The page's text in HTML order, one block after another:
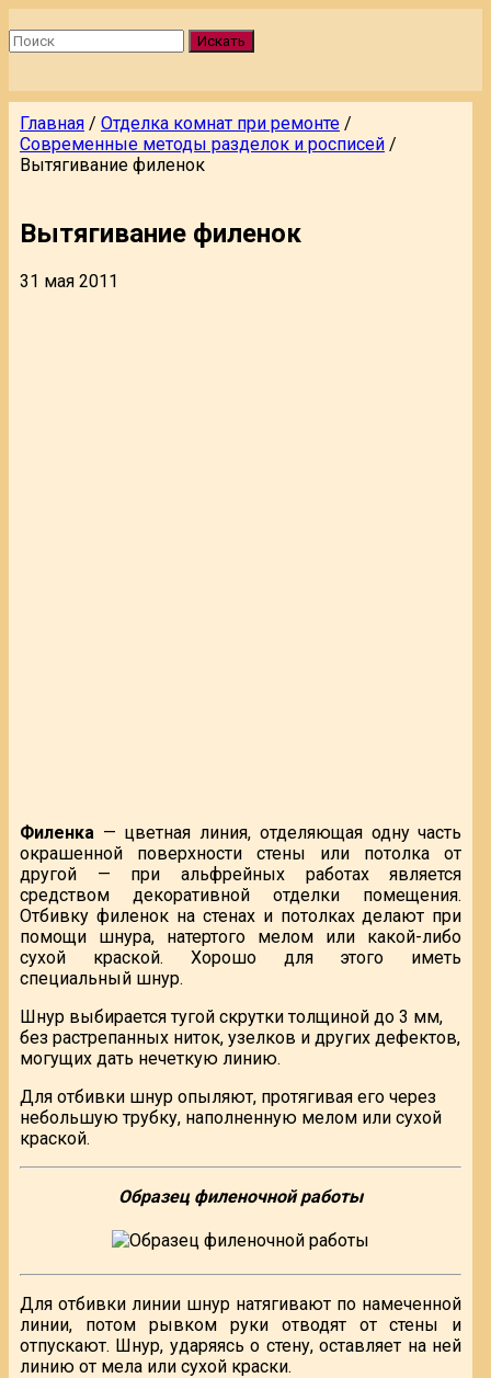
Искать
Главная / Отделка комнат при ремонте /
Современные методы разделок и росписей /
Вытягивание филенок
Вытягивание филенок
31 мая 2011
Филенка — цветная линия, отделяющая одну часть
окрашенной поверхности стены или потолка от
другой — при альфрейных работах является
средством декоративной отделки помещения.
Отбивку филенок на стенах и потолках делают при
помощи шнура, натертого мелом или какой-либо
сухой краской. Хорошо для этого иметь
специальный шнур.
Шнур выбирается тугой скрутки толщиной до 3 мм,
без растрепанных ниток, узелков и других дефектов,
могущих дать нечеткую линию.
Для отбивки шнур опыляют, протягивая его через
небольшую трубку, наполненную мелом или сухой
краской.
Образец филеночной работы
Для отбивки линии шнур натягивают по намеченной
линии, потом рывком руки отводят от стены и
отпускают. Шнур, ударяясь о стену, оставляет на ней
линию от мела или сухой краски.